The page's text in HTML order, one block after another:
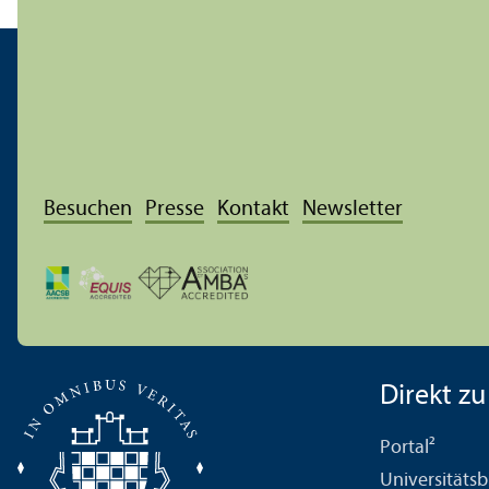
Besuchen Presse Kontakt Newsletter
Direkt zu
Portal²